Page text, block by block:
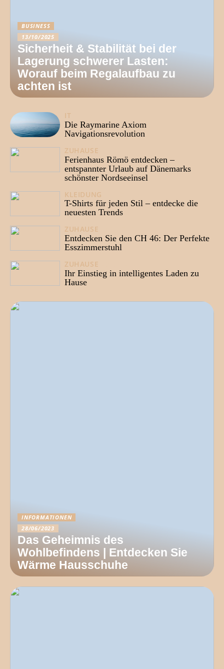
BUSINESS
13/10/2025
Sicherheit & Stabilität bei der
Lagerung schwerer Lasten:
Worauf beim Regalaufbau zu
achten ist
IT
Die Raymarine Axiom
Navigationsrevolution
ZUHAUSE
Ferienhaus Römö entdecken –
entspannter Urlaub auf Dänemarks
schönster Nordseeinsel
KLEIDUNG
T-Shirts für jeden Stil – entdecke die
neuesten Trends
ZUHAUSE
Entdecken Sie den CH 46: Der Perfekte
Esszimmerstuhl
ZUHAUSE
Ihr Einstieg in intelligentes Laden zu
Hause
INFORMATIONEN
28/06/2023
Das Geheimnis des
Wohlbefindens | Entdecken Sie
Wärme Hausschuhe